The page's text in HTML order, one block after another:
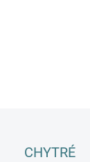
CHYTRÉ